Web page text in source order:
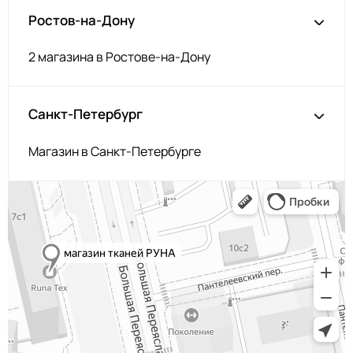
2Травяной
Зелёный
Св.Брусничный
2Марсала
МП-50-F177/2
N048
Сельдерей
2400000679134
168 Орхидея
МП-50-168
F173 Т.Бордовый
МП-50-F173
F196 Пурпур
МП-50-F196
171/2
2Т.Вишнёвый
МП-50-171/2
F339
Ростов-на-Дону
2 магазина в Ростове-на-Дону
Санкт-Петербург
Магазин в Санкт-Петербурге